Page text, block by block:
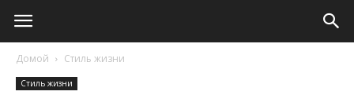
Домой Стиль жизни
Стиль жизни